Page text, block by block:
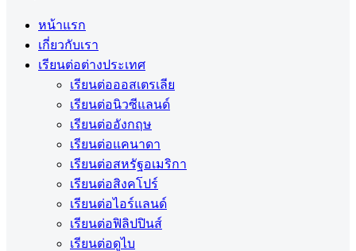
หน้าแรก
เกี่ยวกับเรา
เรียนต่อต่างประเทศ
เรียนต่อออสเตรเลีย
เรียนต่อนิวซีแลนด์
เรียนต่ออังกฤษ
เรียนต่อแคนาดา
เรียนต่อสหรัฐอเมริกา
เรียนต่อสิงคโปร์
เรียนต่อไอร์แลนด์
เรียนต่อฟิลิปปินส์
เรียนต่อดูไบ